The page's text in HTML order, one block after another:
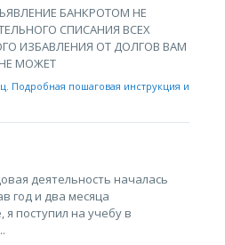
БАНКРОТОМ НЕ
СПИСАНИЯ ВСЕХ
ИЗБАВЛЕНИЯ ОТ ДОЛГОВ ВАМ
МОЖЕТ
Подробная пошаговая инструкция и
деятельность началась
год и два месяца
я поступил на учебу в